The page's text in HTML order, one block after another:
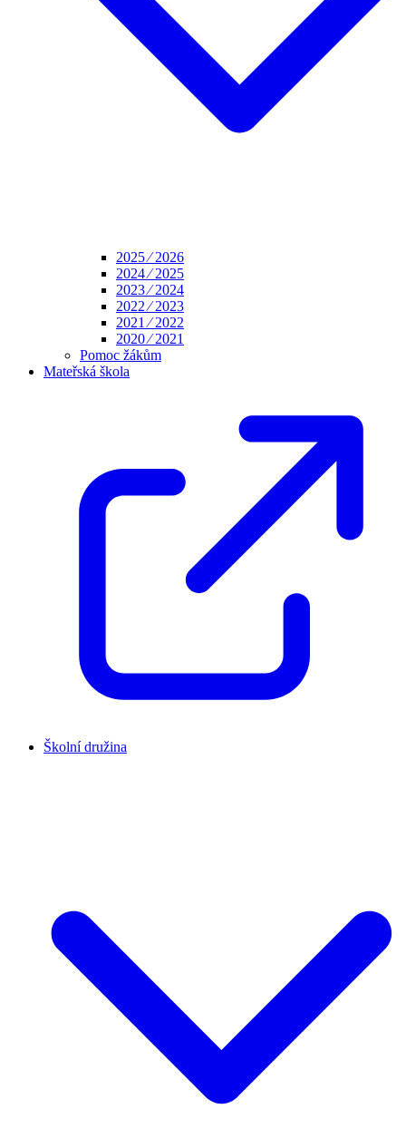
2025 ⁄ 2026
2024 ⁄ 2025
2023 ⁄ 2024
2022 ⁄ 2023
2021 ⁄ 2022
2020 ⁄ 2021
Pomoc žákům
Mateřská škola
Školní družina